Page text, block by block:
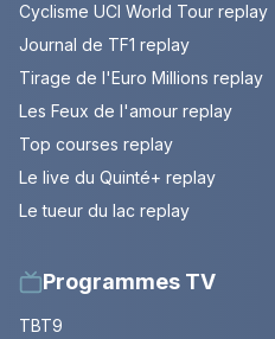
Cyclisme UCI World Tour replay
Journal de TF1 replay
Tirage de l'Euro Millions replay
Les Feux de l'amour replay
Top courses replay
Le live du Quinté+ replay
Le tueur du lac replay
Programmes TV
TBT9